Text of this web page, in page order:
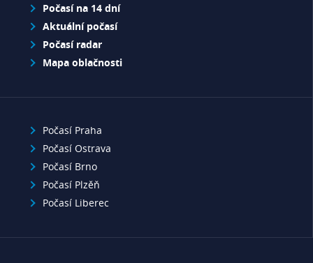
Počasí na 14 dní
Aktuální počasí
Počasí radar
Mapa oblačnosti
Počasí Praha
Počasí Ostrava
Počasí Brno
Počasí Plzěň
Počasí Liberec